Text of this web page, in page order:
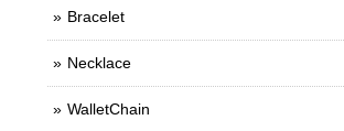
Bracelet
Necklace
WalletChain